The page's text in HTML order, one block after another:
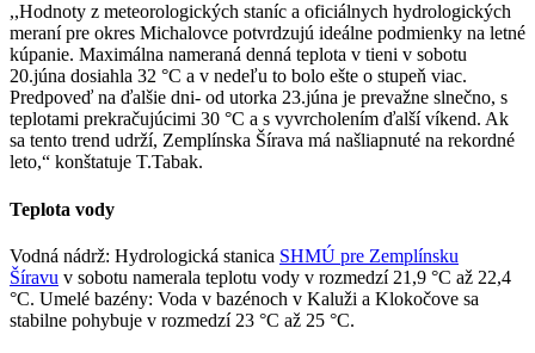
,,Hodnoty z meteorologických staníc a oficiálnych hydrologických
meraní pre okres Michalovce potvrdzujú ideálne podmienky na letné
kúpanie. Maximálna nameraná denná teplota v tieni v sobotu
20.júna dosiahla 32 °C a v nedeľu to bolo ešte o stupeň viac.
Predpoveď na ďalšie dni- od utorka 23.júna je prevažne slnečno, s
teplotami prekračujúcimi 30 °C a s vyvrcholením ďalší víkend. Ak
sa tento trend udrží, Zemplínska Šírava má našliapnuté na rekordné
leto,“ konštatuje T.Tabak.
Teplota vody
Vodná nádrž: Hydrologická stanica SHMÚ pre Zemplínsku
Šíravu v sobotu namerala teplotu vody v rozmedzí 21,9 °C až 22,4
°C. Umelé bazény: Voda v bazénoch v Kaluži a Klokočove sa
stabilne pohybuje v rozmedzí 23 °C až 25 °C.